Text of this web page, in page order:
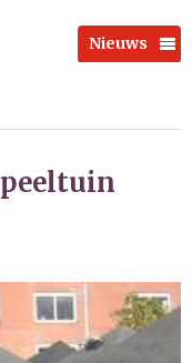
Nieuws